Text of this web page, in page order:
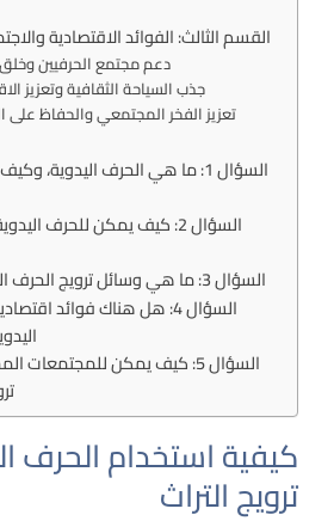
القسم الثالث: الفوائد الاقتصادية
1. دعم مجتمع الحرفيين
2. جذب السياحة الثقافية وتعزيز
3. تعزيز الفخر المجتمعي والحفاظ على
السؤال 1: ما هي الحرف اليدوية،
السؤال 2: كيف يمكن للحرف
السؤال 3: ما هي وسائل ترويج الحرف اليدوية عبر الإنترنت؟
السؤال 4: هل هناك فوائد
السؤال 5: كيف يمكن للمجتمعات
كيفية استخدام الحرف
ترويج التراث